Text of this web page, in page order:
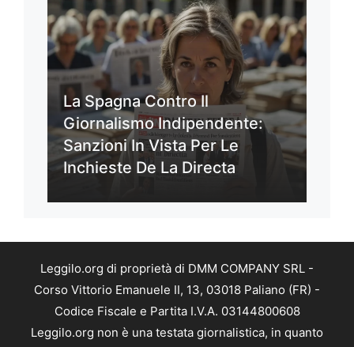
La Spagna Contro Il
Giornalismo Indipendente:
Sanzioni In Vista Per Le
Inchieste De La Directa
Leggilo.org di proprietà di DMM COMPANY SRL -
Corso Vittorio Emanuele II, 13, 03018 Paliano (FR) -
Codice Fiscale e Partita I.V.A. 03144800608
Leggilo.org non è una testata giornalistica, in quanto